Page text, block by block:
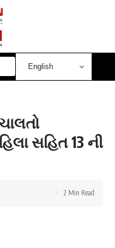
સહિત 13 ની
2 Min Read